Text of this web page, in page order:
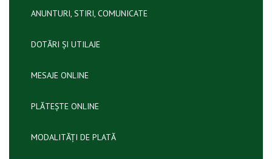
ANUNTURI, STIRI, COMUNICATE
DOTĂRI ȘI UTILAJE
MESAJE ONLINE
PLĂTEȘTE ONLINE
MODALITĂȚI DE PLATĂ